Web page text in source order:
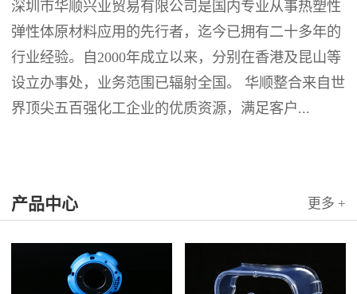
深圳市华顺兴业贸易有限公司是国内专业从事热塑性
弹性体原材料应用的先行者，迄今已拥有二十多年的
行业经验。自2000年成立以来，分别在香港及昆山等
设立办事处，业务范围已辐射全国。 华顺整合来自世
界顶尖五百强化工企业的优质资源，满足客户...
产品中心 更多 +